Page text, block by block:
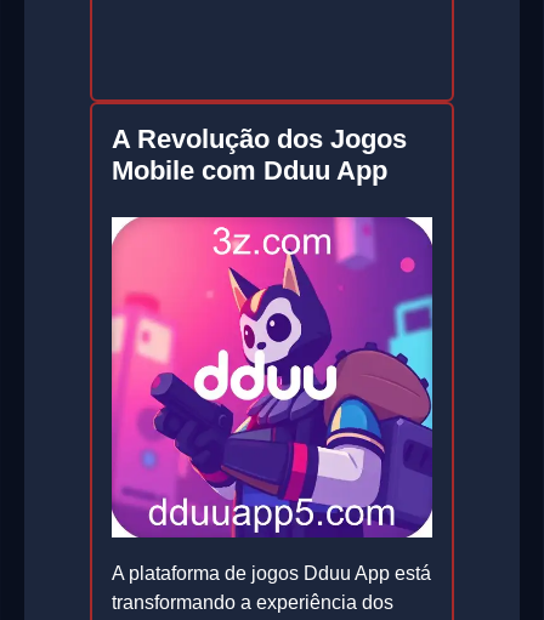
A Revolução dos Jogos
Mobile com Dduu App
A plataforma de jogos Dduu App está
transformando a experiência dos